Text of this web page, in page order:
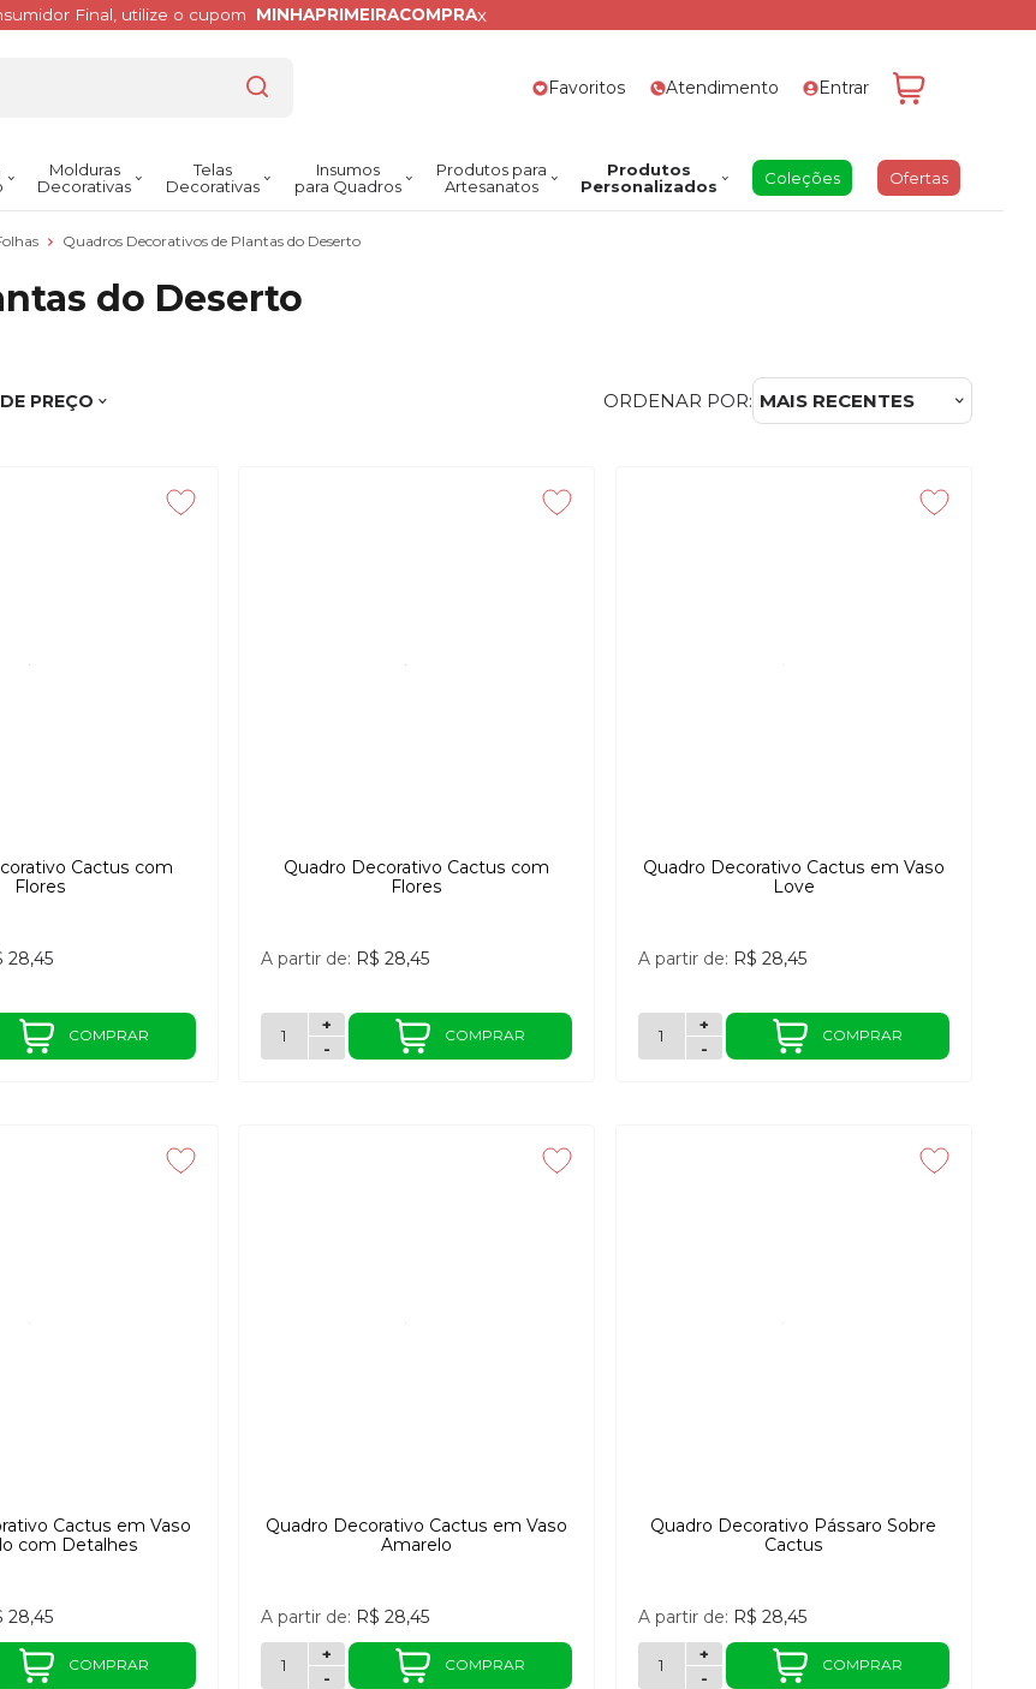
Final, utilize o cupom MINHAPRIMEIRACOMPRAx
Favoritos Atendimento Entrar
Molduras
Decorativas
Telas
Decorativas
Insumos
para Quadros
Produtos para
Artesanatos
Produtos
Personalizados
Coleções Ofertas
Quadros Decorativos de Plantas do Deserto
do Deserto
PREÇO ORDENAR POR: MAIS RECENTES
Cactus com
Flores
28,45
COMPRAR
Quadro Decorativo Cactus com
Flores
A partir de: R$ 28,45
-
+
COMPRAR
Quadro Decorativo Cactus em Vaso
Love
A partir de: R$ 28,45
-
+
COMPRAR
Cactus em Vaso
com Detalhes
28,45
COMPRAR
Quadro Decorativo Cactus em Vaso
Amarelo
A partir de: R$ 28,45
-
+
COMPRAR
Quadro Decorativo Pássaro Sobre
Cactus
A partir de: R$ 28,45
-
+
COMPRAR